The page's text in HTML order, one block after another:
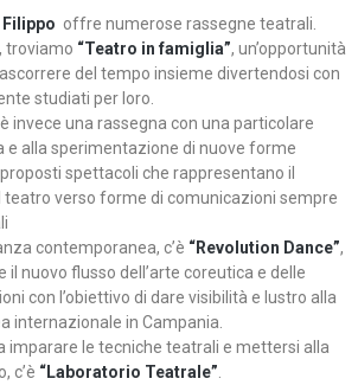
offre numerose rassegne teatrali.
troviamo “Teatro in famiglia”, un’opportunità
del tempo insieme divertendosi con
studiati per loro.
è invece una rassegna con una particolare
e alla sperimentazione di nuove forme
spettacoli che rappresentano il
teatro verso forme di comunicazioni sempre
contemporanea, c’è “Revolution Dance”,
il nuovo flusso dell’arte coreutica e delle
con l’obiettivo di dare visibilità e lustro alla
internazionale in Campania.
imparare le tecniche teatrali e mettersi alla
c’è “Laboratorio Teatrale”